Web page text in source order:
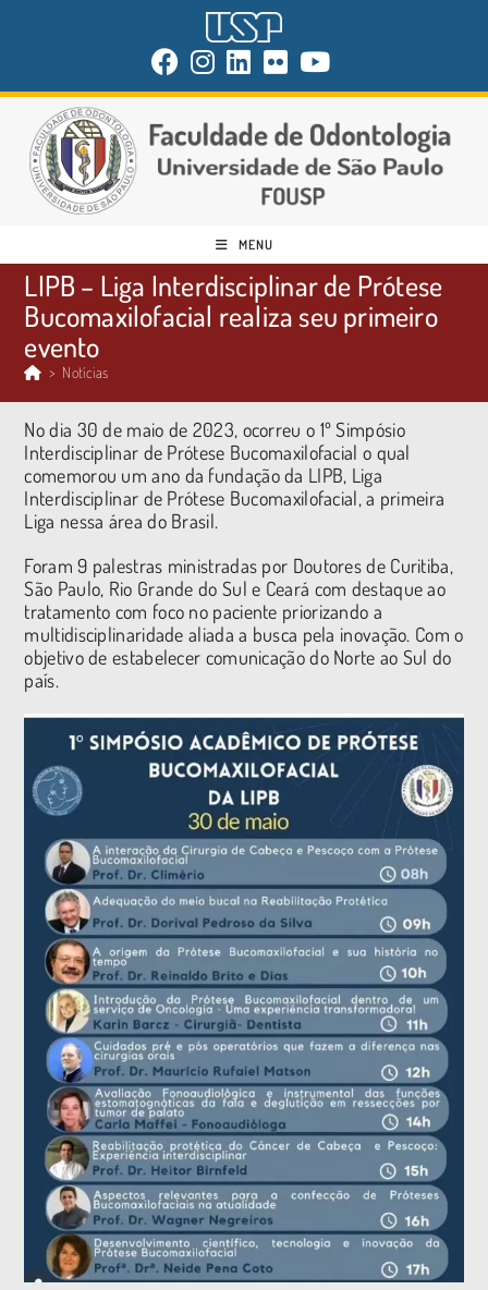
MENU
LIPB – Liga Interdisciplinar de Prótese
Bucomaxilofacial realiza seu primeiro
evento
> Notícias
No dia 30 de maio de 2023, ocorreu o 1º Simpósio
Interdisciplinar de Prótese Bucomaxilofacial o qual
comemorou um ano da fundação da LIPB, Liga
Interdisciplinar de Prótese Bucomaxilofacial, a primeira
Liga nessa área do Brasil.
Foram 9 palestras ministradas por Doutores de Curitiba,
São Paulo, Rio Grande do Sul e Ceará com destaque ao
tratamento com foco no paciente priorizando a
multidisciplinaridade aliada a busca pela inovação. Com o
objetivo de estabelecer comunicação do Norte ao Sul do
país.